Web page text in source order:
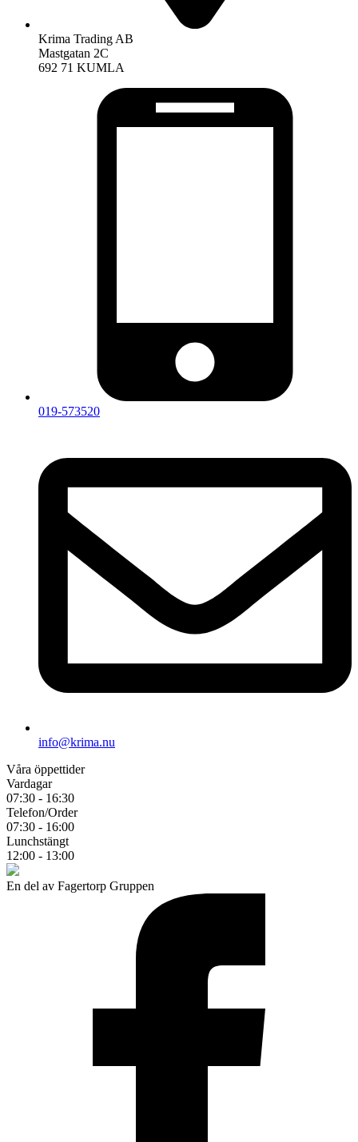
Krima Trading AB
Mastgatan 2C
692 71 KUMLA
019-573520
info@krima.nu
Våra öppettider
Vardagar
07:30 - 16:30
Telefon/Order
07:30 - 16:00
Lunchstängt
12:00 - 13:00
En del av Fagertorp Gruppen